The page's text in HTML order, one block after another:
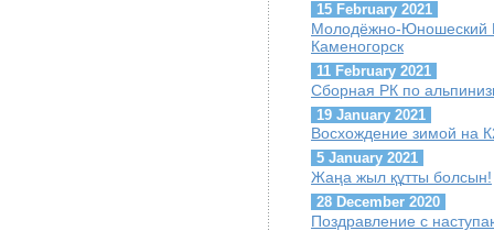
15 February 2021
Молодёжно-Юношеский
Каменогорск
11 February 2021
Сборная РК по
19 January 2021
Восхождение зимой на
5 January 2021
Жаңа жыл құтты болсын!
28 December 2020
Поздравление с